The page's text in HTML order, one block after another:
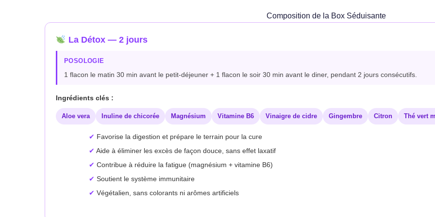
Composition de la Box Séduisante
La Détox — 2 jours
POSOLOGIE
1 flacon le matin 30 min avant le petit-déjeuner + 1 flacon le soir 30 min avant le diner, pendant 2 jours consécutifs.
Ingrédients clés :
Aloe vera Inuline de chicorée Magnésium Vitamine B6 Vinaigre de cidre Gingembre Citron Thé vert
Favorise la digestion et prépare le terrain pour la cure
Aide à éliminer les excès de façon douce, sans effet laxatif
Contribue à réduire la fatigue (magnésium + vitamine B6)
Soutient le système immunitaire
Végétalien, sans colorants ni arômes artificiels